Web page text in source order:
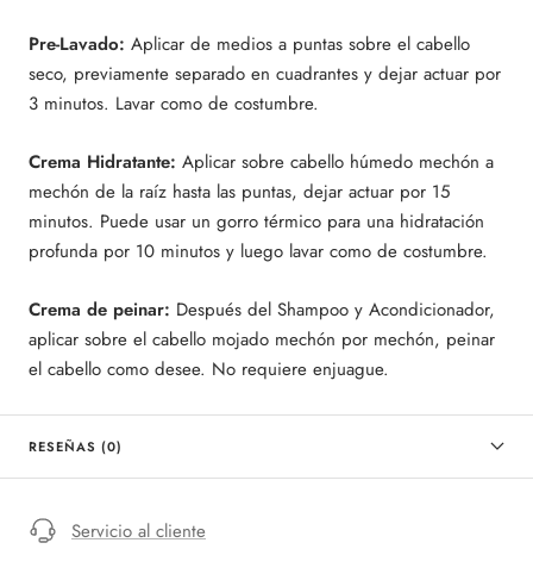
Pre-Lavado: Aplicar de medios a puntas sobre el cabello
seco, previamente separado en cuadrantes y dejar actuar por
3 minutos. Lavar como de costumbre.
Crema Hidratante: Aplicar sobre cabello húmedo mechón a
mechón de la raíz hasta las puntas, dejar actuar por 15
minutos. Puede usar un gorro térmico para una hidratación
profunda por 10 minutos y luego lavar como de costumbre.
Crema de peinar: Después del Shampoo y Acondicionador,
aplicar sobre el cabello mojado mechón por mechón, peinar
el cabello como desee. No requiere enjuague.
RESEÑAS (0)
Servicio al cliente